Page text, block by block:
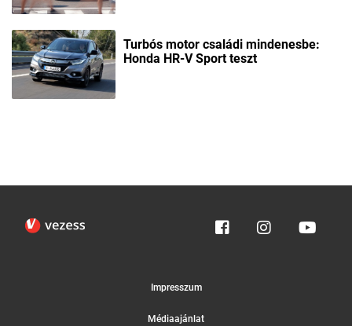
Turbós motor családi mindenesbe:
Honda HR-V Sport teszt
Impresszum
Médiaajánlat